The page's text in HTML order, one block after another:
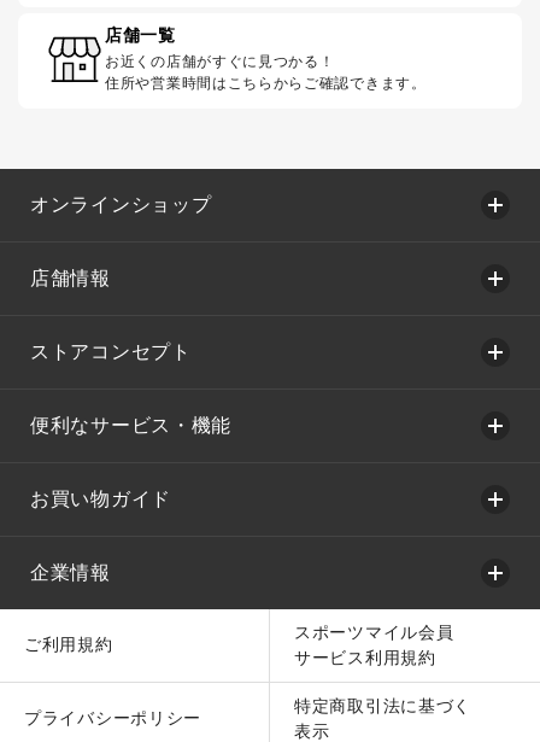
店舗一覧
お近くの店舗がすぐに見つかる！
住所や営業時間はこちらからご確認できます。
オンラインショップ
店舗情報
ストアコンセプト
便利なサービス・機能
お買い物ガイド
企業情報
ご利用規約
スポーツマイル会員
サービス利用規約
プライバシーポリシー
特定商取引法に基づく
表示